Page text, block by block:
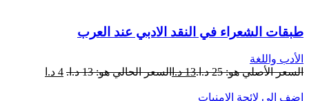
طبقات الشعراء في النقد الادبي عند العرب
الأدب واللغة
السعر الأصلي هو: 25 د.ا.
13 د.االسعر الحالي هو: 13 د.ا. 4 د.ا
اضف الى لائحة الامنيات